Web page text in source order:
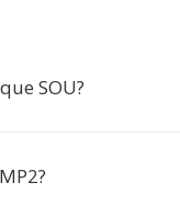
SOU?